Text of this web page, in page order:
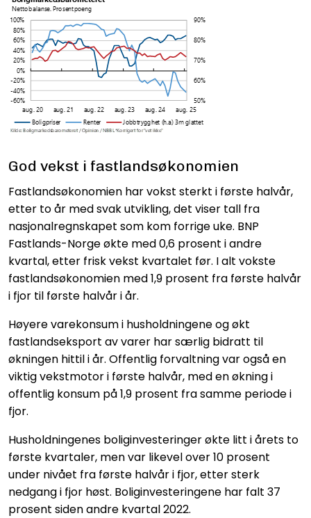
God vekst i fastlandsøkonomien
Fastlandsøkonomien har vokst sterkt i første halvår,
etter to år med svak utvikling, det viser tall fra
nasjonalregnskapet som kom forrige uke. BNP
Fastlands-Norge økte med 0,6 prosent i andre
kvartal, etter frisk vekst kvartalet før. I alt vokste
fastlandsøkonomien med 1,9 prosent fra første halvår
i fjor til første halvår i år.
Høyere varekonsum i husholdningene og økt
fastlandseksport av varer har særlig bidratt til
økningen hittil i år. Offentlig forvaltning var også en
viktig vekstmotor i første halvår, med en økning i
offentlig konsum på 1,9 prosent fra samme periode i
fjor.
Husholdningenes boliginvesteringer økte litt i årets to
første kvartaler, men var likevel over 10 prosent
under nivået fra første halvår i fjor, etter sterk
nedgang i fjor høst. Boliginvesteringene har falt 37
prosent siden andre kvartal 2022.